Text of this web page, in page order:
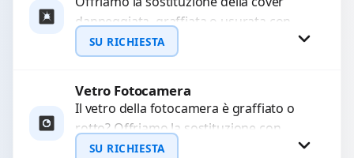
danneggiata, graffiata o usurata con
ricambi di alta qualità e garantiti.
Ripristiniamo l’aspetto estetico e...
SU RICHIESTA
Richiedi Preventivo
WhatsApp
Vetro Fotocamera
Il vetro della fotocamera è graffiato o
rotto? Offriamo la sostituzione con
ricambi di alta qualità garantiti per 3
SU RICHIESTA